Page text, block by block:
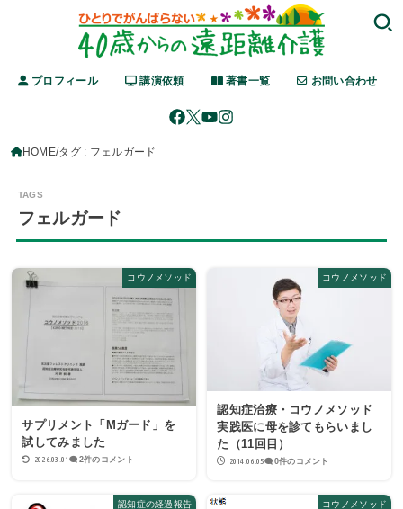
プロフィール 講演依頼 著書一覧 お問い合わせ
HOME タグ : フェルガード
フェルガード
コウノメソッド
サプリメント「Mガード」を
試してみました
2026.03.01 2件のコメント
コウノメソッド
認知症治療・コウノメソッド
実践医に母を診てもらいまし
た（11回目）
2014.06.05 0件のコメント
認知症の経過報告 コウノメソッド